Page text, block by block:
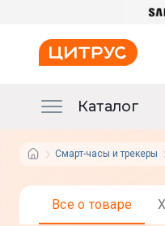
Каталог
Смарт-часы и трекеры
Все о товаре